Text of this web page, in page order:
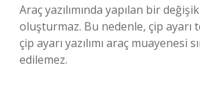
Araç yazılımında yapılan bir
oluşturmaz. Bu nedenle, çip ayarı
çip ayarı yazılımı araç muayenesi
edilemez.